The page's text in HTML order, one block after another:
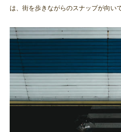
は、街を歩きながらのスナップが向い